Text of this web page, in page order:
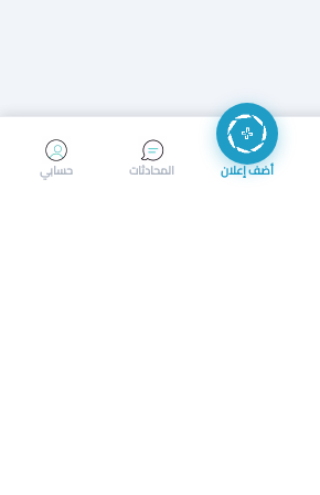
إجراء مكالمة
حسابي المحادثات أضف إعلان